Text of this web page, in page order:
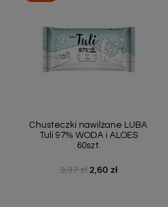
Chusteczki nawilżane LUBA
Tuli 97% WODA i ALOES
60szt.
Cena podstawowa
3,37 zł Cena
2,60 zł